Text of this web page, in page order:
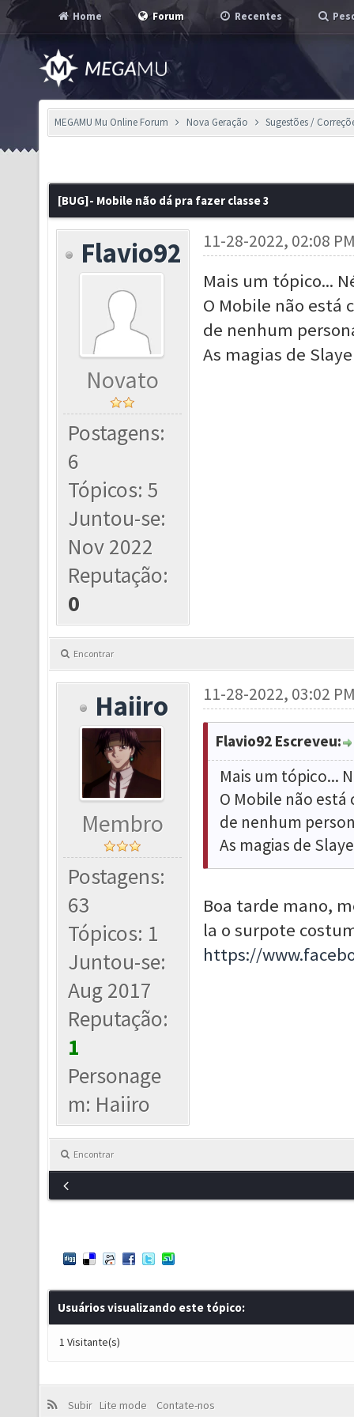
Home Forum Recentes
MEGAMU Mu Online Forum Nova Geração Sugestões /
[BUG]- Mobile não dá pra fazer classe 3
Flavio92
Novato
Postagens:
6
Tópicos: 5
Juntou-se:
Nov 2022
Reputação:
0
11-28-2022, 02:08
Mais um tópico...
O Mobile não está
de nenhum
As magias de
Encontrar
Haiiro
Membro
Postagens:
63
Tópicos: 1
Juntou-se:
Aug 2017
Reputação:
1
Personage
m: Haiiro
11-28-2022, 03:02
Flavio92 Escreveu:
Mais um tópico...
O Mobile não
de nenhum
As magias de
Boa tarde mano,
la o surpote
https://
Encontrar
Usuários visualizando este tópico:
1 Visitante(s)
Subir Lite mode Contate-nos